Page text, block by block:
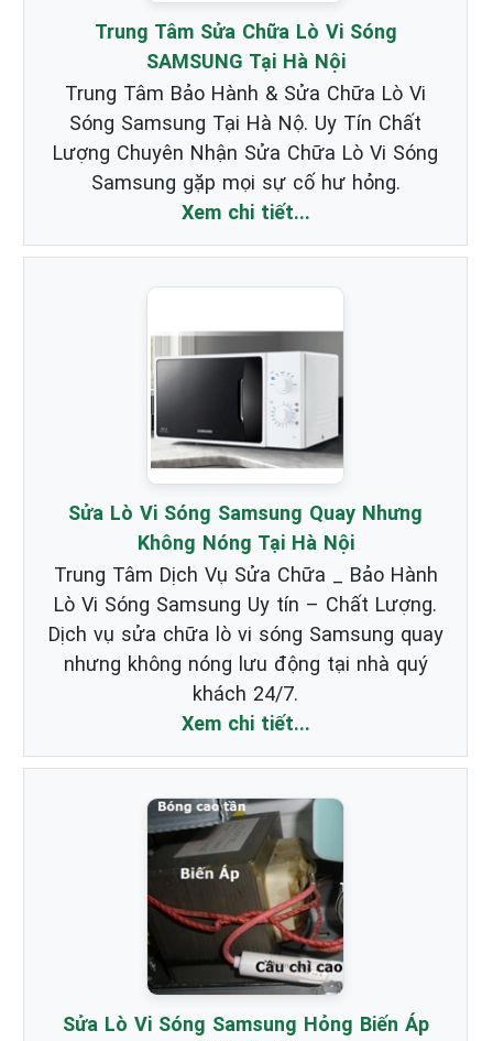
Trung Tâm Sửa Chữa Lò Vi Sóng
SAMSUNG Tại Hà Nội
Trung Tâm Bảo Hành & Sửa Chữa Lò Vi
Sóng Samsung Tại Hà Nộ. Uy Tín Chất
Lượng Chuyên Nhận Sửa Chữa Lò Vi Sóng
Samsung gặp mọi sự cố hư hỏng.
Xem chi tiết...
Sửa Lò Vi Sóng Samsung Quay Nhưng
Không Nóng Tại Hà Nội
Trung Tâm Dịch Vụ Sửa Chữa _ Bảo Hành
Lò Vi Sóng Samsung Uy tín – Chất Lượng.
Dịch vụ sửa chữa lò vi sóng Samsung quay
nhưng không nóng lưu động tại nhà quý
khách 24/7.
Xem chi tiết...
Sửa Lò Vi Sóng Samsung Hỏng Biến Áp